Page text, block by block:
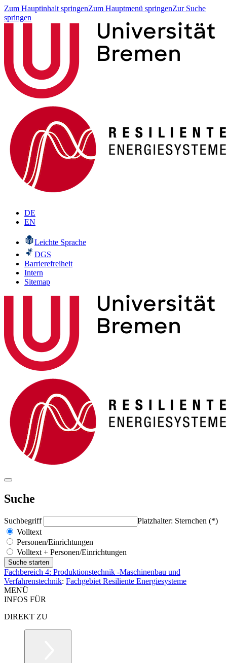
Zum Hauptinhalt springenZum Hauptmenü springenZur Suche
springen
DE
EN
Leichte Sprache
DGS
Barrierefreiheit
Intern
Sitemap
Suche
Suchbegriff
Platzhalter: Sternchen (*)
Volltext
Personen/Einrichtungen
Volltext + Personen/Einrichtungen
Fachbereich 4: Produktionstechnik -Maschinenbau und
Verfahrenstechnik: Fachgebiet Resiliente Energiesysteme
MENÜ
INFOS FÜR
DIREKT ZU